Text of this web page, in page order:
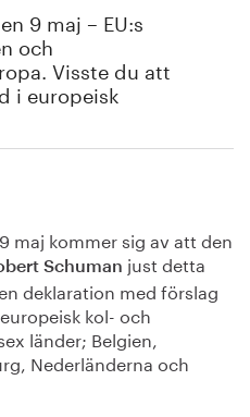
9 maj – EU:s
och
Visste du att
i europeisk
maj kommer sig av att den
Schuman just detta
deklaration med förslag
kol- och
länder; Belgien,
Nederländerna och